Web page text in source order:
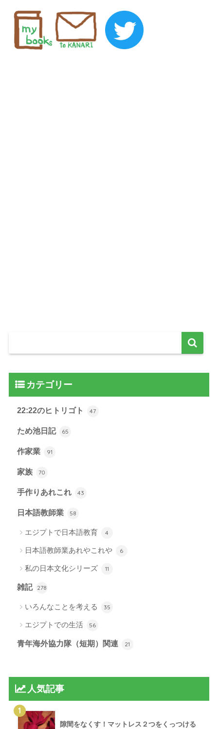
カテゴリー
22:22のヒトリゴト 47
ため池日記 65
作家業 91
家族 70
手作りあれこれ 43
日本語教師業 58
エジプトで日本語教育 4
日本語教師業あれやこれや 6
私の日本文化シリーズ 11
雑記 278
いろんなことを考える 35
エジプトでの生活 56
青年海外協力隊（短期）関連 21
人気記事
1
隙間をなくす！マットレス２つをくっつける